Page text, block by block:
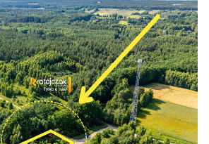
premium, która zyska
unikalnemu sąsiedztwu,
i bliskości kultury oraz usług.
I BEZPIECZNIE!